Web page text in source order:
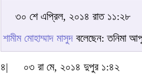
৩০ শে এপ্রিল, ২০১৪ রাত ১১:২৮
শামীম মোহাম্মাদ মাসুদ বলেছেন: তনিমা
৪|
০৩ রা মে, ২০১৪ দুপুর ১:৪২